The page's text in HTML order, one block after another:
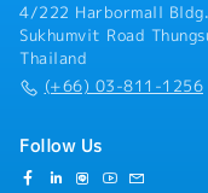
4/222 Harbormall
Sukhumvit Road
Thailand
(+66) 03-811-1256
Follow Us